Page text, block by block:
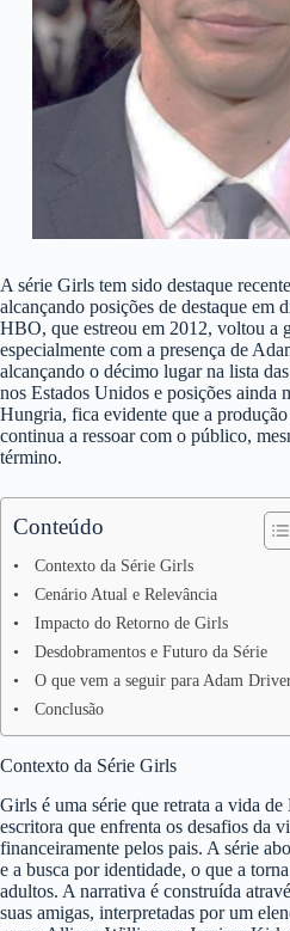
A série Girls tem sido destaque
alcançando posições de destaque em
HBO, que estreou em 2012, voltou a
especialmente com a presença de
alcançando o décimo lugar na lista
nos Estados Unidos e posições ainda
Hungria, fica evidente que a
continua a ressoar com o público,
término.
Conteúdo
Contexto da Série Girls
Cenário Atual e Relevância
Impacto do Retorno de Girls
Desdobramentos e Futuro da Série
O que vem a seguir para Adam
Conclusão
Contexto da Série Girls
Girls é uma série que retrata a vida
escritora que enfrenta os desafios da
financeiramente pelos pais. A série
e a busca por identidade, o que a
adultos. A narrativa é construída
suas amigas, interpretadas por um